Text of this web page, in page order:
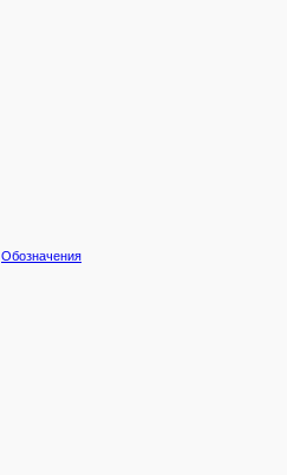
Обозначения